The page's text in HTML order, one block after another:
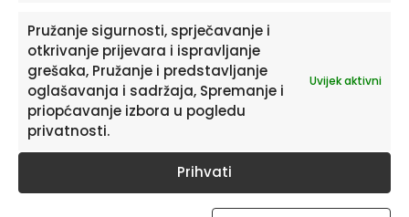
Pružanje sigurnosti, sprječavanje i
otkrivanje prijevara i ispravljanje
grešaka, Pružanje i predstavljanje
oglašavanja i sadržaja, Spremanje i
priopćavanje izbora u pogledu
privatnosti.
Uvijek aktivni
Prihvati
Pretplatite se na naš Newsletter
Želite primati savjete i zanimljivosti o uređenju doma te
informacije o novim proizvodima i pogodnostima?